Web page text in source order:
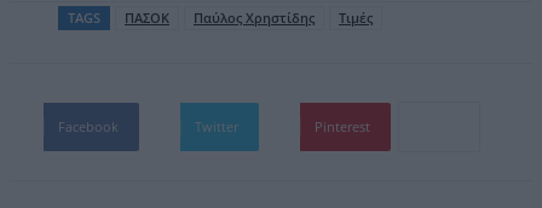
TAGS ΠΑΣΟΚ Παύλος Χρηστίδης Τιμές
Facebook Twitter Pinterest